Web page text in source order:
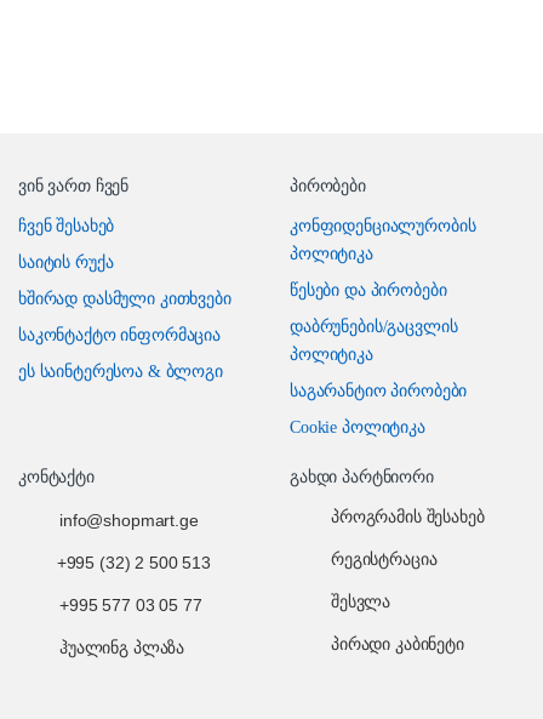
ვინ ვართ ჩვენ
ჩვენ შესახებ
საიტის რუქა
ხშირად დასმული კითხვები
საკონტაქტო ინფორმაცია
ეს საინტერესოა & ბლოგი
პირობები
კონფიდენციალურობის
პოლიტიკა
წესები და პირობები
დაბრუნების/გაცვლის
პოლიტიკა
საგარანტიო პირობები
Cookie პოლიტიკა
კონტაქტი
info@shopmart.ge
+995 (32) 2 500 513
+995 577 03 05 77
ჰუალინგ პლაზა
გახდი პარტნიორი
პროგრამის შესახებ
რეგისტრაცია
შესვლა
პირადი კაბინეტი